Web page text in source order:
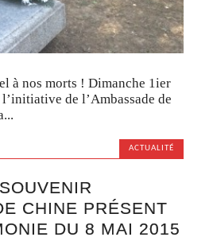
à nos morts ! Dimanche 1ier
de l’Ambassade de
ACTUALITÉ
CHINE PRÉSENT
DU 8 MAI 2015